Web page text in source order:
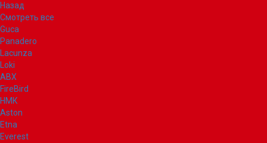
Назад
Смотреть все
Guca
Panadero
Lacunza
Loki
ABX
FireBird
НМК
Aston
Etna
Everest